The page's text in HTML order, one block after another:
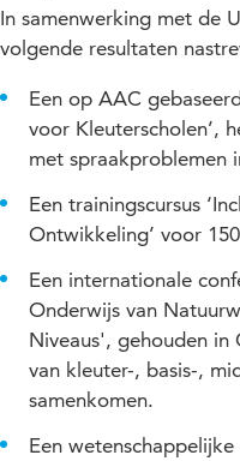
In samenwerking met de
volgende resultaten
Een op AAC
voor Kleuterscholen’,
met spraakproblemen
Een trainingscursus
Ontwikkeling’ voor
Een internationale
Onderwijs van
Niveaus', gehouden in
van kleuter-, basis-,
samenkomen.
Een